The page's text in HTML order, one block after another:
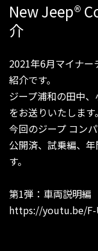
New Jeep®
介
2021年6月マイナ
紹介です。
ジープ浦和の田中
をお送りいたします。
今回のジープ コン
公開済、試乗編、
す。
第1弾：車両説明編
https://youtu.be/F-